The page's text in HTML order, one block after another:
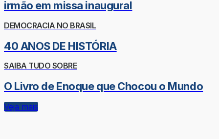
irmão em missa inaugural
DEMOCRACIA NO BRASIL
40 ANOS DE HISTÓRIA
SAIBA TUDO SOBRE
O Livro de Enoque que Chocou o Mundo
Veja mais